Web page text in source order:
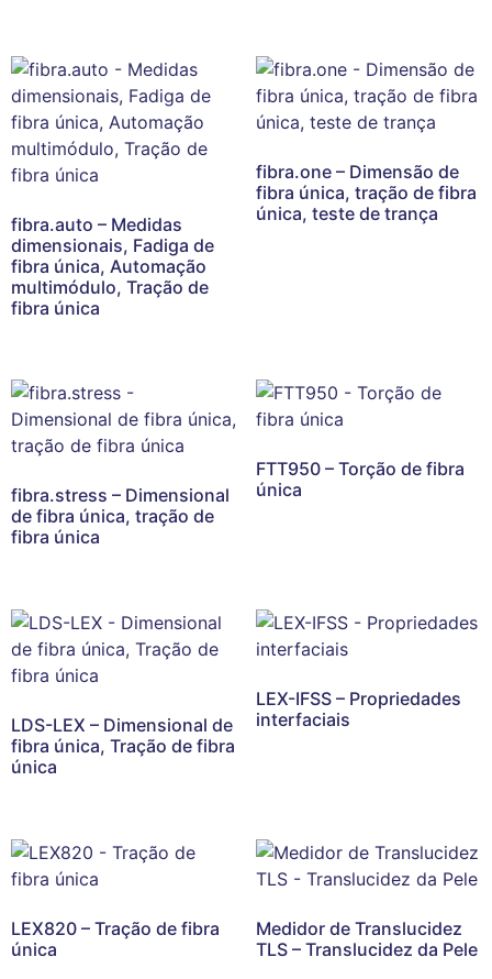
fibra.auto – Medidas
dimensionais, Fadiga de
fibra única, Automação
multimódulo, Tração de
fibra única
fibra.one – Dimensão de
fibra única, tração de fibra
única, teste de trança
fibra.stress – Dimensional
de fibra única, tração de
fibra única
FTT950 – Torção de fibra
única
LDS-LEX – Dimensional de
fibra única, Tração de fibra
única
LEX-IFSS – Propriedades
interfaciais
LEX820 – Tração de fibra
única
Medidor de Translucidez
TLS – Translucidez da Pele